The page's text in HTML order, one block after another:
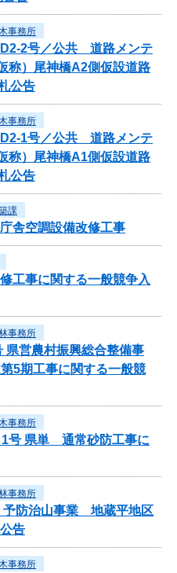
事務所
D2-2号／公共 道路メンテ
称）尾神橋A2側仮設道路
公告
事務所
D2-1号／公共 道路メンテ
称）尾神橋A1側仮設道路
公告
課
舎空調設備改修工事
工事に関する一般競争入
事務所
県営農村振興総合整備事
5期工事に関する一般競
事務所
1号 県単 通常砂防工事に
事務所
予防治山事業 地蔵平地区
告
事務所